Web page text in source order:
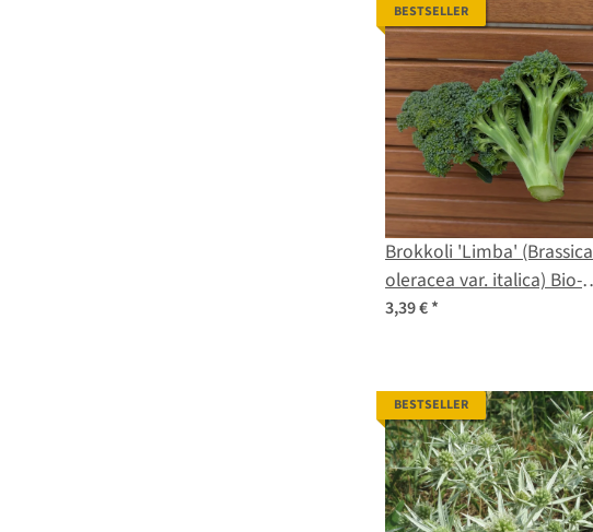
BESTSELLER
Brokkoli 'Limba' (Brassica
oleracea var. italica) Bio-
Saatgut
3,39 €*
BESTSELLER